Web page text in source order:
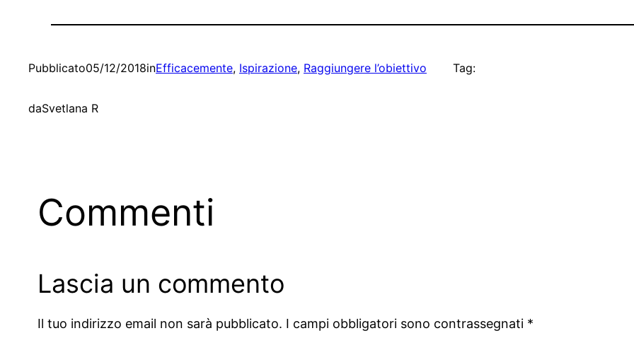
Pubblicato05/12/2018inEfficacemente, Ispirazione, Raggiungere l’obiettivo
daSvetlana R
Tag:
Commenti
Lascia un commento
Il tuo indirizzo email non sarà pubblicato. I campi obbligatori sono contrassegnati *